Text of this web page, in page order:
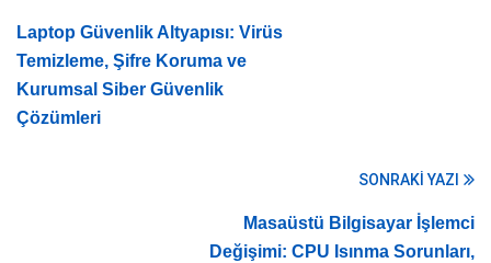
Laptop Güvenlik Altyapısı: Virüs
Temizleme, Şifre Koruma ve
Kurumsal Siber Güvenlik
Çözümleri
SONRAKI YAZI
Masaüstü Bilgisayar İşlemci
Değişimi: CPU Isınma Sorunları,